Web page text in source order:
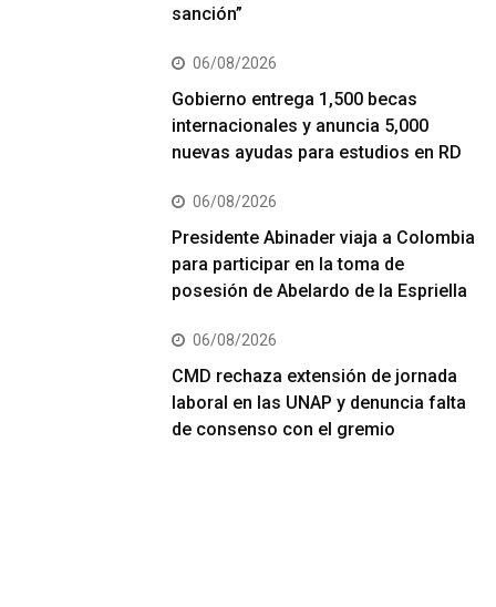
sanción”
06/08/2026
Gobierno entrega 1,500 becas
internacionales y anuncia 5,000
nuevas ayudas para estudios en RD
06/08/2026
Presidente Abinader viaja a Colombia
para participar en la toma de
posesión de Abelardo de la Espriella
06/08/2026
CMD rechaza extensión de jornada
laboral en las UNAP y denuncia falta
de consenso con el gremio